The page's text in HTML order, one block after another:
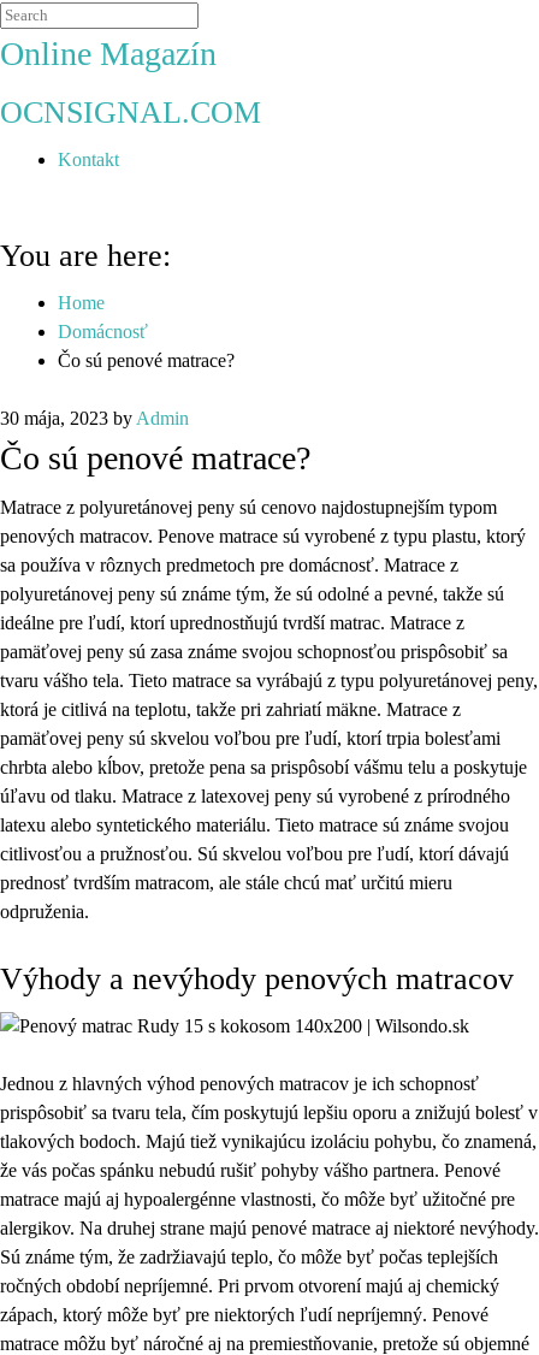
Online Magazín
OCNSIGNAL.COM
Kontakt
You are here:
Home
Domácnosť
Čo sú penové matrace?
30 mája, 2023 by Admin
Čo sú penové matrace?
Matrace z polyuretánovej peny sú cenovo najdostupnejším typom
penových matracov. Penove matrace sú vyrobené z typu plastu, ktorý
sa používa v rôznych predmetoch pre domácnosť. Matrace z
polyuretánovej peny sú známe tým, že sú odolné a pevné, takže sú
ideálne pre ľudí, ktorí uprednostňujú tvrdší matrac. Matrace z
pamäťovej peny sú zasa známe svojou schopnosťou prispôsobiť sa
tvaru vášho tela. Tieto matrace sa vyrábajú z typu polyuretánovej peny,
ktorá je citlivá na teplotu, takže pri zahriatí mäkne. Matrace z
pamäťovej peny sú skvelou voľbou pre ľudí, ktorí trpia bolesťami
chrbta alebo kĺbov, pretože pena sa prispôsobí vášmu telu a poskytuje
úľavu od tlaku. Matrace z latexovej peny sú vyrobené z prírodného
latexu alebo syntetického materiálu. Tieto matrace sú známe svojou
citlivosťou a pružnosťou. Sú skvelou voľbou pre ľudí, ktorí dávajú
prednosť tvrdším matracom, ale stále chcú mať určitú mieru
odpruženia.
Výhody a nevýhody penových matracov
Jednou z hlavných výhod penových matracov je ich schopnosť
prispôsobiť sa tvaru tela, čím poskytujú lepšiu oporu a znižujú bolesť v
tlakových bodoch. Majú tiež vynikajúcu izoláciu pohybu, čo znamená,
že vás počas spánku nebudú rušiť pohyby vášho partnera. Penové
matrace majú aj hypoalergénne vlastnosti, čo môže byť užitočné pre
alergikov. Na druhej strane majú penové matrace aj niektoré nevýhody.
Sú známe tým, že zadržiavajú teplo, čo môže byť počas teplejších
ročných období nepríjemné. Pri prvom otvorení majú aj chemický
zápach, ktorý môže byť pre niektorých ľudí nepríjemný. Penové
matrace môžu byť náročné aj na premiestňovanie, pretože sú objemné